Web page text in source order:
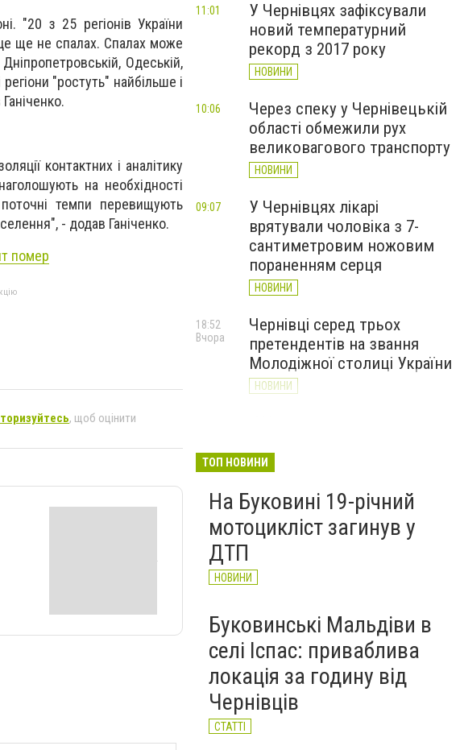
"20 з 25 регіонів України
ще не спалах. Спалах може
Одеській,
"ростуть" найбільше і
контактних і аналітику
на необхідності
темпи перевищують
- додав Ганіченко.
помер
, щоб оцінити
У Чернівцях зафіксували
новий температурний
рекорд з 2017 року
НОВИНИ
11:01
Через спеку у Чернівецькій
області обмежили рух
великовагового транспорту
НОВИНИ
10:06
У Чернівцях лікарі
врятували чоловіка з 7-
сантиметровим ножовим
пораненням серця
НОВИНИ
09:07
Чернівці серед трьох
претендентів на звання
Молодіжної столиці України
НОВИНИ
18:52
Вчора
транспорту: перелік
НОВИНИ
ТОП НОВИНИ
На Буковині 19-річний
мотоцикліст загинув у
ДТП
НОВИНИ
Буковинські Мальдіви в
селі Іспас: приваблива
локація за годину від
Чернівців
СТАТТІ